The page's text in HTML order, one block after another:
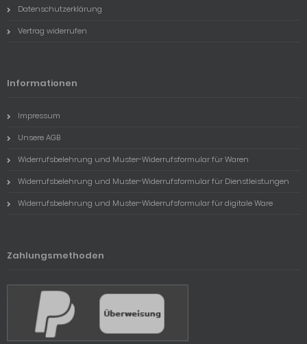
Datenschutzerklärung
Vertrag widerrufen
Informationen
Impressum
Unsere AGB
Widerrufsbelehrung und Muster-Widerrufsformular für Waren
Widerrufsbelehrung und Muster-Widerrufsformular für Dienstleistungen
Widerrufsbelehrung und Muster-Widerrufsformular für digitale Ware
Zahlungsmethoden